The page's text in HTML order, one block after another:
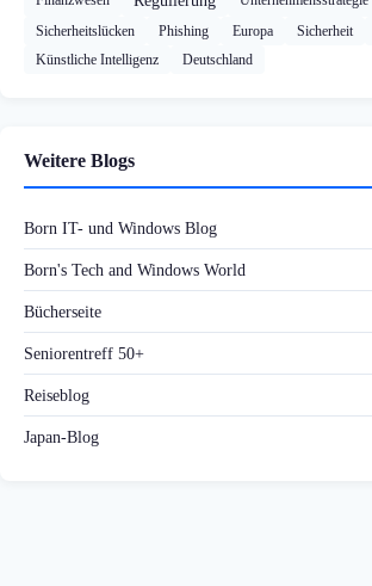
Sicherheitslücken
Phishing Europa Sicherheit
Künstliche Intelligenz
Deutschland
Weitere Blogs
Born IT- und Windows Blog
Born's Tech and Windows World
Bücherseite
Seniorentreff 50+
Reiseblog
Japan-Blog